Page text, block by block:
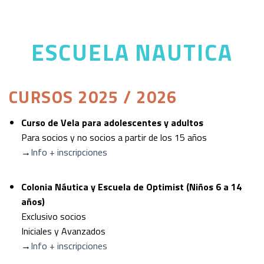
ESCUELA NAUTICA
CURSOS 2025 / 2026
Curso de Vela para adolescentes y adultos
Para socios y no socios a partir de los 15 años
→Info + inscripciones
Colonia Náutica y Escuela de Optimist (Niños 6 a 14
años)
Exclusivo socios
Iniciales y Avanzados
→Info + inscripciones